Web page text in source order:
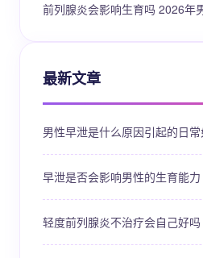
前列腺炎会影响生育吗 2026年
最新文章
男性早泄是什么原因引起的日
早泄是否会影响男性的生育能力
轻度前列腺炎不治疗会自己好吗